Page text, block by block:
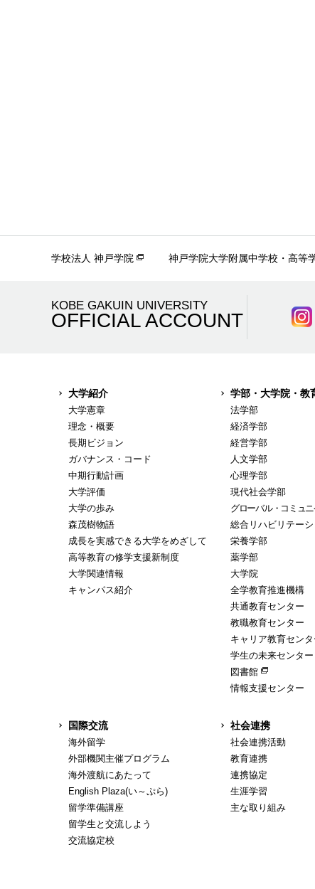
学校法人 神戸学院 神戸学院大学附属中学校・高等
KOBE GAKUIN UNIVERSITY
OFFICIAL ACCOUNT
大学紹介
大学憲章
理念・概要
長期ビジョン
ガバナンス・コード
中期行動計画
大学評価
大学の歩み
森茂樹物語
成長を実感できる大学をめざして
高等教育の修学支援新制度
大学関連情報
キャンパス紹介
学部・大学院・教
法学部
経済学部
経営学部
人文学部
心理学部
現代社会学部
グローバル・コミュ
総合リハビリテー
栄養学部
薬学部
大学院
全学教育推進機構
共通教育センター
教職教育センター
キャリア教育センタ
学生の未来センター
図書館
情報支援センター
国際交流
海外留学
外部機関主催プログラム
海外渡航にあたって
English Plaza(い～ぷら)
留学準備講座
留学生と交流しよう
交流協定校
社会連携
社会連携活動
教育連携
連携協定
生涯学習
主な取り組み